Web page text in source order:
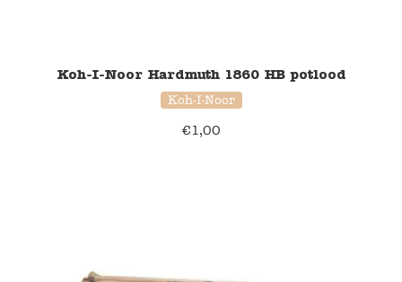
Koh-I-Noor Hardmuth 1860 HB potlood
Koh-I-Noor
€1,00